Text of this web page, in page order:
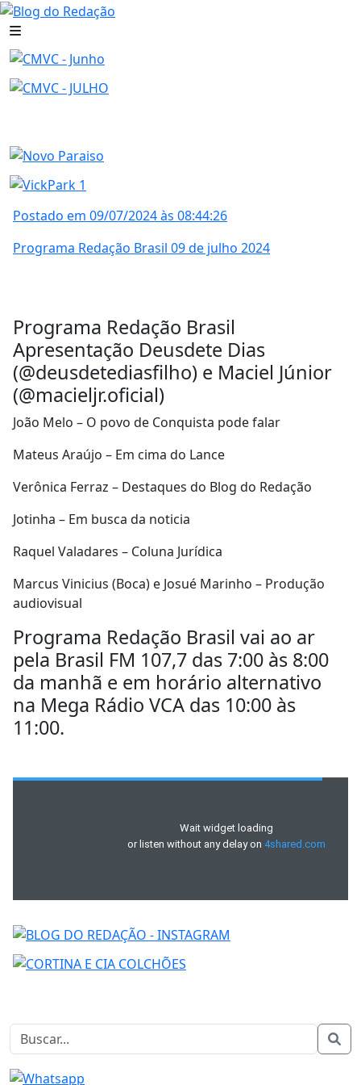
Postado em 09/07/2024 às 08:44:26
Programa Redação Brasil 09 de julho 2024
Programa Redação Brasil
Apresentação Deusdete Dias
(@deusdetediasfilho) e Maciel Júnior
(@macieljr.oficial)
João Melo – O povo de Conquista pode falar
Mateus Araújo – Em cima do Lance
Verônica Ferraz – Destaques do Blog do Redação
Jotinha – Em busca da noticia
Raquel Valadares – Coluna Jurídica
Marcus Vinicius (Boca) e Josué Marinho – Produção
audiovisual
Programa Redação Brasil vai ao ar
pela Brasil FM 107,7 das 7:00 às 8:00
da manhã e em horário alternativo
na Mega Rádio VCA das 10:00 às
11:00.